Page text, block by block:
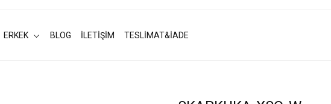
ERKEK BLOG İLETİŞİM TESLİMAT&İADE